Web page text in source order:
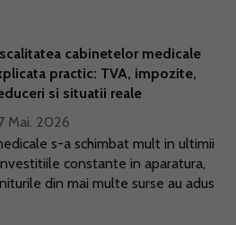
cabinetelor medicale
practic: TVA, impozite,
si situatii reale
Mai. 2026
s-a schimbat mult in ultimii
constante in aparatura,
din mai multe surse au adus